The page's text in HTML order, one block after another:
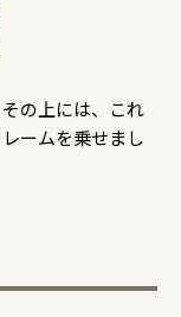
の上には、これ
ームを乗せまし